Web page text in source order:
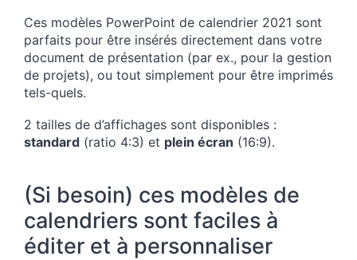
Ces modèles PowerPoint de calendrier 2021 sont
parfaits pour être insérés directement dans votre
document de présentation (par ex., pour la gestion
de projets), ou tout simplement pour être imprimés
tels-quels.
2 tailles de d’affichages sont disponibles :
standard (ratio 4:3) et plein écran (16:9).
(Si besoin) ces modèles de
calendriers sont faciles à
éditer et à personnaliser